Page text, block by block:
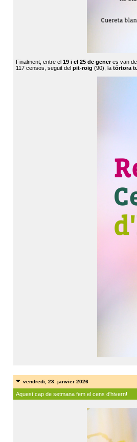
Finalment, entre el 19 i el 25 de generes van
117 censos, seguit del pit-roig (90), la tórtora
vendredi, 23. janvier 2026
Aquest cap de setmana fem el cens d'hivern!